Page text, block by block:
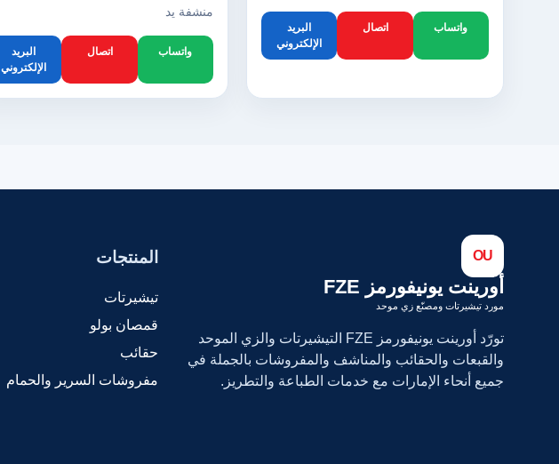
واتساب اتصال
البريد
الإلكتروني
منشفة يد
واتساب اتصال
البريد
الإلكتروني
OU
أورينت يونيفورمز FZE
مورد تيشيرتات ومصنّع زي موحد
تورّد أورينت يونيفورمز FZE التيشيرتات والزي الموحد
والقبعات والحقائب والمناشف والمفروشات بالجملة في
جميع أنحاء الإمارات مع خدمات الطباعة والتطريز.
المنتجات
تيشيرتات
قمصان بولو
حقائب
مفروشات السرير والحمام